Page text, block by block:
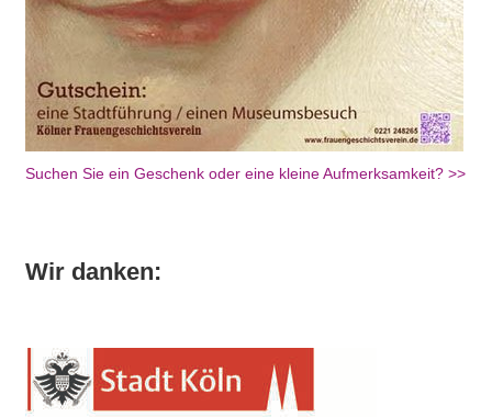
Suchen Sie ein Geschenk oder eine kleine Aufmerksamkeit? >>
Wir danken: